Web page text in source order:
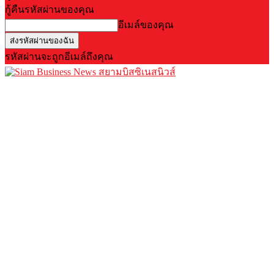
กู้คืนรหัสผ่านของคุณ
อีเมล์ของคุณ
รหัสผ่านจะถูกอีเมล์ถึงคุณ
สยามบิสซิเนสนิวส์